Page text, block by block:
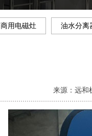
商用电磁灶 油水分离
来源：远和